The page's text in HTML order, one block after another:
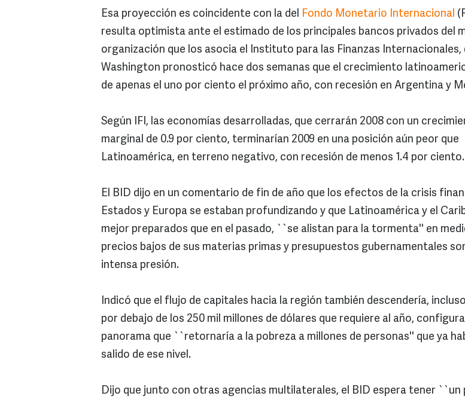
Esa proyección es coincidente con la del Fondo Monetario Internacional
resulta optimista ante el estimado de los principales bancos privados del
organización que los asocia el Instituto para las Finanzas Internacionales,
Washington pronosticó hace dos semanas que el crecimiento
de apenas el uno por ciento el próximo año, con recesión en Argentina y
Según IFI, las economías desarrolladas, que cerrarán 2008 con un
marginal de 0.9 por ciento, terminarían 2009 en una posición aún peor que
Latinoamérica, en terreno negativo, con recesión de menos 1.4 por ciento.
El BID dijo en un comentario de fin de año que los efectos de la crisis
Estados y Europa se estaban profundizando y que Latinoamérica y el
mejor preparados que en el pasado, ``se alistan para la tormenta'' en
precios bajos de sus materias primas y presupuestos gubernamentales
intensa presión.
Indicó que el flujo de capitales hacia la región también descendería,
por debajo de los 250 mil millones de dólares que requiere al año,
panorama que ``retornaría a la pobreza a millones de personas'' que ya
salido de ese nivel.
Dijo que junto con otras agencias multilaterales, el BID espera tener ``un